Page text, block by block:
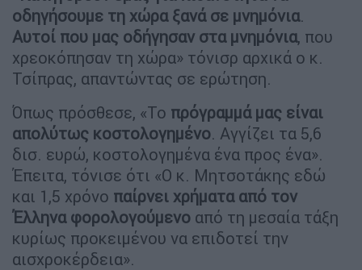
οδηγήσουμε τη χώρα ξανά σε μνημόνια.
Αυτοί που μας οδήγησαν στα μνημόνια, που
χρεοκόπησαν τη χώρα» τόνισρ αρχικά ο κ.
Τσίπρας, απαντώντας σε ερώτηση.
Όπως πρόσθεσε, «Το πρόγραμμά μας είναι
απολύτως κοστολογημένο. Αγγίζει τα 5,6
δισ. ευρώ, κοστολογημένα ένα προς ένα».
Έπειτα, τόνισε ότι «Ο κ. Μητσοτάκης εδώ
και 1,5 χρόνο παίρνει χρήματα από τον
Έλληνα φορολογούμενο από τη μεσαία τάξη
κυρίως προκειμένου να επιδοτεί την
αισχροκέρδεια».